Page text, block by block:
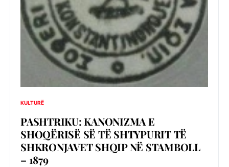
KULTURË
PASHTRIKU: KANONIZMA E
SHOQËRISË SË TË SHTYPURIT TË
SHKRONJAVET SHQIP NË STAMBOLL
– 1879